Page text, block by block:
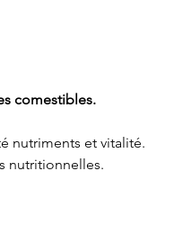
comestibles.
nutriments et vitalité.
nutritionnelles.